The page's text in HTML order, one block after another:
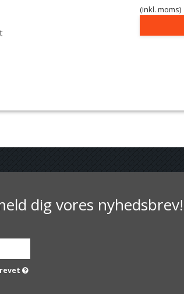
(inkl. moms)
dig vores nyhedsbrev!